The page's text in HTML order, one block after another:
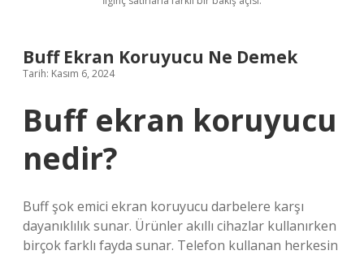
Buff Ekran Koruyucu Ne Demek
Tarih: Kasım 6, 2024
Buff ekran koruyucu
nedir?
Buff şok emici ekran koruyucu darbelere karşı
dayanıklılık sunar. Ürünler akıllı cihazlar kullanırken
birçok farklı fayda sunar. Telefon kullanan herkesin